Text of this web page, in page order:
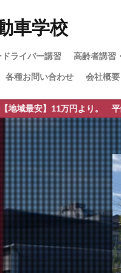
車学校
ライバー講習
高齢者講習
各種お問い合わせ 会社概要
り。 平針運転免許試験場